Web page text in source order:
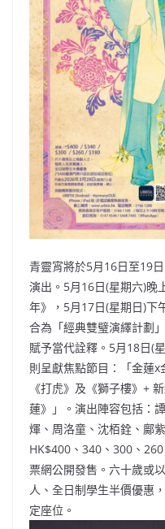
青靈宵將於5月16日至19
演出。5月16日(星期六)晚
年》，5月17日(星期日)下
合為「經典雙璧演繹計劃
賦予當代詮釋。5月18日(
則呈獻焦點節目：「金蓮x
《打虎》及《獅子樓》+
蓮》」。演出陣容包括：
煇、周洛童、沈栢銓、鄺
HK$400、340、300、
票網公開發售。六十歲或
人、全日制學生半價優惠
定座位。